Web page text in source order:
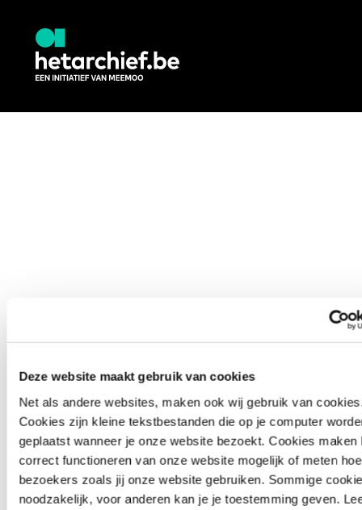
Deze website maakt gebruik van cookies
Net als andere websites, maken ook wij gebruik van
Cookies zijn kleine tekstbestanden die op je computer
geplaatst wanneer je onze website bezoekt. Cookies maken
correct functioneren van onze website mogelijk of meten hoe
bezoekers zoals jij onze website gebruiken. Sommige
noodzakelijk, voor anderen kan je je toestemming geven.